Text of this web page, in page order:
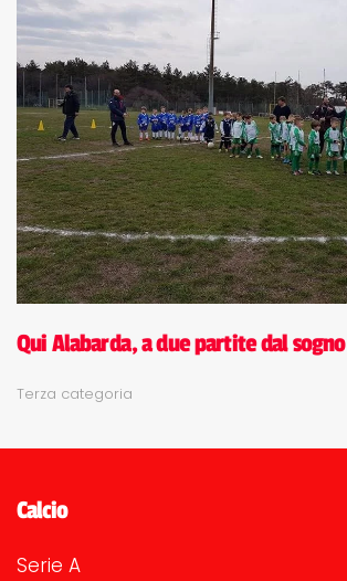
Qui Alabarda, a due partite dal sogno
Terza categoria
Calcio
Serie A